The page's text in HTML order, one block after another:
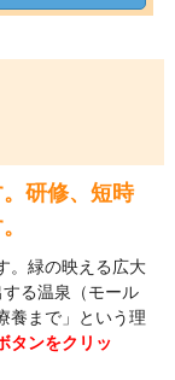
研修、短時
。緑の映える広大
る温泉（モール
養まで」という理
タンをクリッ